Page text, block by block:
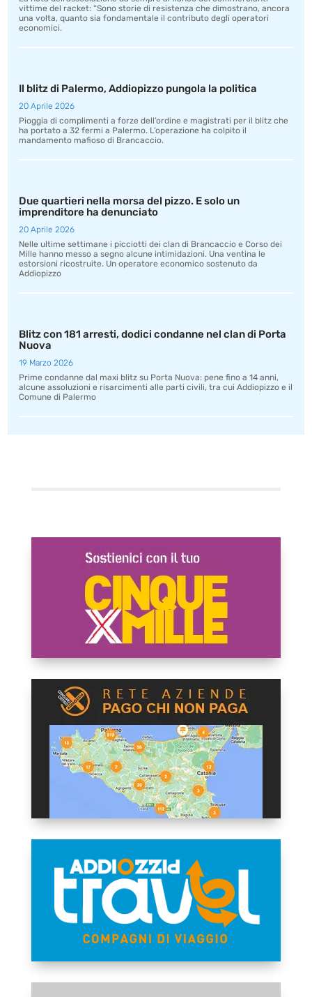
vittime del racket: “Sono storie di resistenza che dimostrano, ancora
una volta, quanto sia fondamentale il contributo degli operatori
economici.
Il blitz di Palermo, Addiopizzo pungola la politica
20 Aprile 2026
Pioggia di complimenti a forze dell’ordine e magistrati per il blitz che
ha portato a 32 fermi a Palermo. L’operazione ha colpito il
mandamento mafioso di Brancaccio.
Due quartieri nella morsa del pizzo. E solo un
imprenditore ha denunciato
20 Aprile 2026
Nelle ultime settimane i picciotti dei clan di Brancaccio e Corso dei
Mille hanno messo a segno alcune intimidazioni. Una ventina le
estorsioni ricostruite. Un operatore economico sostenuto da
Addiopizzo
Blitz con 181 arresti, dodici condanne nel clan di Porta
Nuova
19 Marzo 2026
Prime condanne dal maxi blitz su Porta Nuova: pene fino a 14 anni,
alcune assoluzioni e risarcimenti alle parti civili, tra cui Addiopizzo e il
Comune di Palermo